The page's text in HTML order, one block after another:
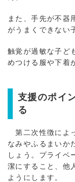
また、手先が不器
がうまくできない
触覚が過敏な子ど
めつける服や下着
支援のポイ
る
第二次性徴によ
なみやふるまいか
しょう。プライベ
潔にすること、他
ようにします。